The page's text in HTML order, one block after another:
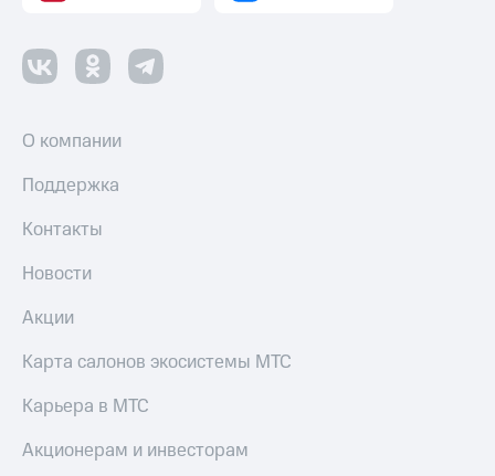
О компании
Поддержка
Контакты
Новости
Акции
Карта салонов экосистемы МТС
Карьера в МТС
Акционерам и инвесторам